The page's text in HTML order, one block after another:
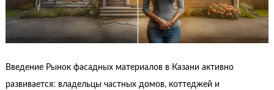
Введение Рынок фасадных материалов в Казани активно
развивается: владельцы частных домов, коттеджей и